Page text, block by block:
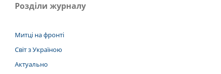
Розділи журналу
Митці на фронті
Світ з Україною
Актуально